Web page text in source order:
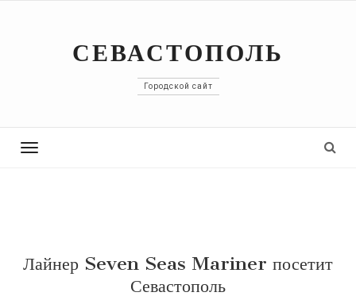
СЕВАСТОПОЛЬ
Городской сайт
Toggle
Лайнер Seven Seas Mariner посетит
Севастополь